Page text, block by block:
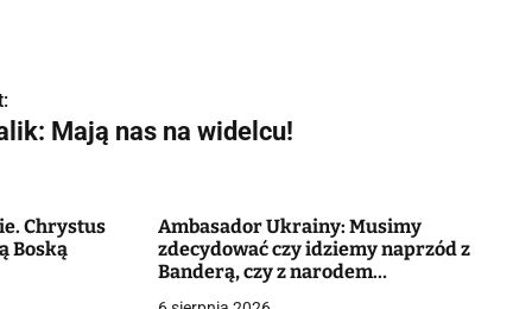
Mają nas na widelcu!
Chrystus
Boską
Ambasador Ukrainy: Musimy
zdecydować czy idziemy naprzód z
Banderą, czy z narodem